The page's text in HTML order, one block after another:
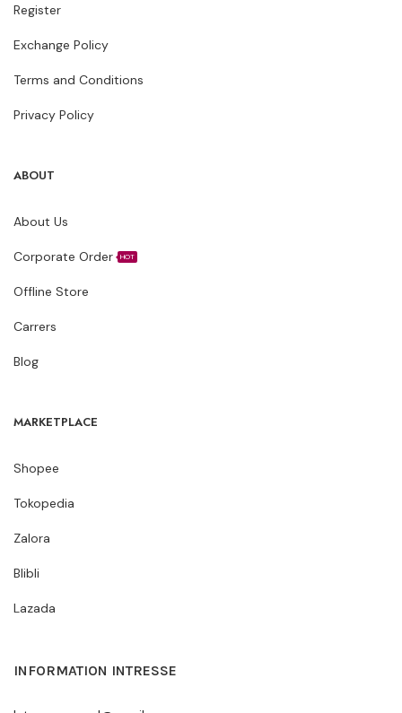
Register
Exchange Policy
Terms and Conditions
Privacy Policy
ABOUT
About Us
Corporate Order HOT
Offline Store
Carrers
Blog
MARKETPLACE
Shopee
Tokopedia
Zalora
Blibli
Lazada
INFORMATION INTRESSE